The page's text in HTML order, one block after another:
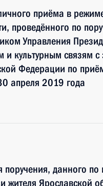
приёма в
проведённого по
Управления
культурным связям
Федерации по
апреля 2019 года
данного
Ярославской